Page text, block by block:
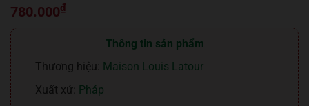
trênđánh
giá
780.000₫
Thông tin sản phẩm
Thương hiệu: Maison Louis Latour
Xuất xứ: Pháp